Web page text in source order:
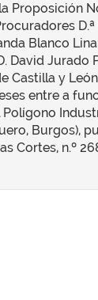
Proposición
Blanco
David Jurado
Castilla y
entre a
Burgos),
Cortes, n.º